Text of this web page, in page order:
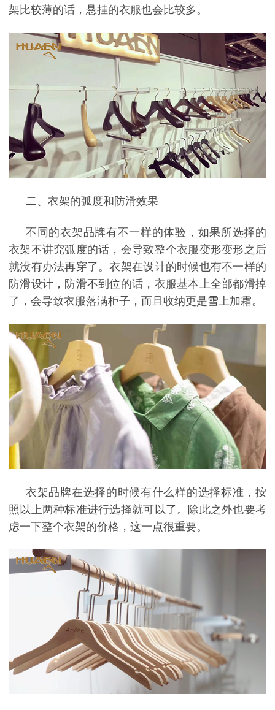
架比较薄的话，悬挂的衣服也会比较多。
二、 衣架的弧度和防滑效果
不同的衣架品牌有不一样的体验，如果所选择的
衣架不讲究弧度的话，会导致整个衣服变形变形之后
就没有办法再穿了。衣架在设计的时候也有不一样的
防滑设计，防滑不到位的话，衣服基本上全部都滑掉
了，会导致衣服落满柜子，而且收纳更是雪上加霜。
衣架品牌在选择的时候有什么样的选择标准，按
照以上两种标准进行选择就可以了。除此之外也要考
虑一下整个衣架的价格，这一点很重要。